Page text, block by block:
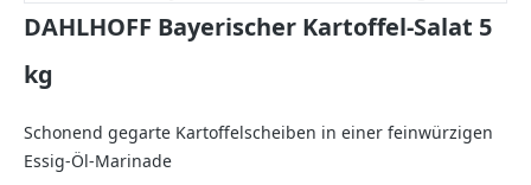
DAHLHOFF Bayerischer Kartoffel-Salat 5
kg
Schonend gegarte Kartoffelscheiben in einer feinwürzigen
Essig-Öl-Marinade